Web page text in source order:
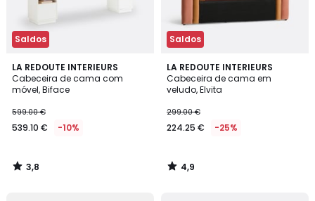
Saldos
LA REDOUTE INTERIEURS
Cabeceira de cama com
móvel, Biface
599.00 €
539.10 € -10%
3,8
/ 5
3,8
/
Saldos
LA REDOUTE INTERIEURS
Cabeceira de cama em
veludo, Elvita
299.00 €
224.25 € -25%
4,9
/ 5
4,9
/